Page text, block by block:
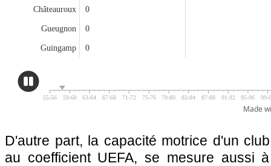
D'autre part, la capacité motrice d'un
au coefficient UEFA, se mesure aussi